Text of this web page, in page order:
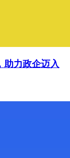
助力政企迈入